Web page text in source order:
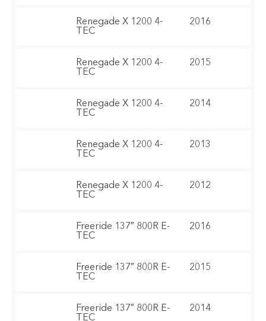
Renegade X 1200 4-
TEC
2016
Renegade X 1200 4-
TEC
2015
Renegade X 1200 4-
TEC
2014
Renegade X 1200 4-
TEC
2013
Renegade X 1200 4-
TEC
2012
Freeride 137″ 800R E-
TEC
2016
Freeride 137″ 800R E-
TEC
2015
Freeride 137″ 800R E-
TEC
2014